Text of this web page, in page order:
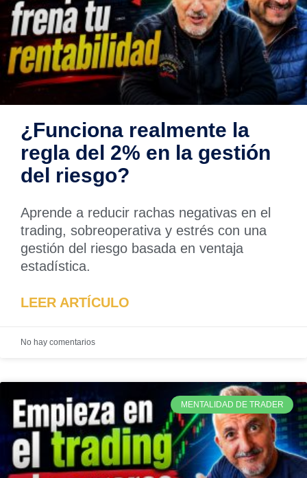
¿Funciona realmente la
regla del 2% en la gestión
del riesgo?
Aprende a reducir rachas negativas en el
trading, sobreoperativa y estrés con una
gestión del riesgo basada en ventaja
estadística.
LEER ARTÍCULO
No hay comentarios
MENTALIDAD DE TRADER